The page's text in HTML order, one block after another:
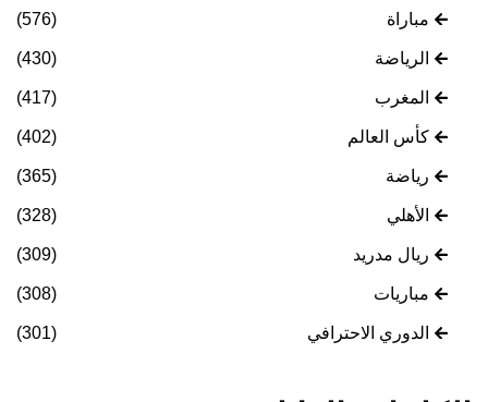
مباراة (576)
الرياضة (430)
المغرب (417)
كأس العالم (402)
رياضة (365)
الأهلي (328)
ريال مدريد (309)
مباريات (308)
الدوري الاحترافي (301)